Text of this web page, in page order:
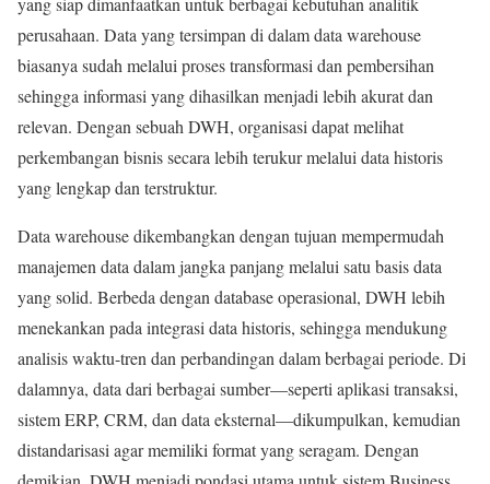
perusahaan. Data yang tersimpan di dalam data warehouse
biasanya sudah melalui proses transformasi dan pembersihan
sehingga informasi yang dihasilkan menjadi lebih akurat dan
relevan. Dengan sebuah DWH, organisasi dapat melihat
perkembangan bisnis secara lebih terukur melalui data historis
yang lengkap dan terstruktur.
Data warehouse dikembangkan dengan tujuan mempermudah
manajemen data dalam jangka panjang melalui satu basis data
yang solid. Berbeda dengan database operasional, DWH lebih
menekankan pada integrasi data historis, sehingga mendukung
analisis waktu-tren dan perbandingan dalam berbagai periode. Di
dalamnya, data dari berbagai sumber—seperti aplikasi transaksi,
sistem ERP, CRM, dan data eksternal—dikumpulkan, kemudian
distandarisasi agar memiliki format yang seragam. Dengan